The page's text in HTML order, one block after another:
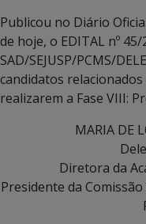
Publicou no Diário
de hoje, o EDITAL nº 45/
SAD/SEJUSP/PCMS/
candidatos
realizarem a Fase VIII:
MARIA DE
Diretora da
Presidente da